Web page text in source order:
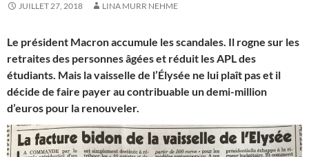
JUILLET 27, 2018 LINA MURR NEHME
Le président Macron accumule les scandales. Il rogne sur les
retraites des personnes âgées et réduit les APL des
étudiants. Mais la vaisselle de l’Élysée ne lui plaît pas et il
décide de faire payer au contribuable un demi-million
d’euros pour la renouveler.